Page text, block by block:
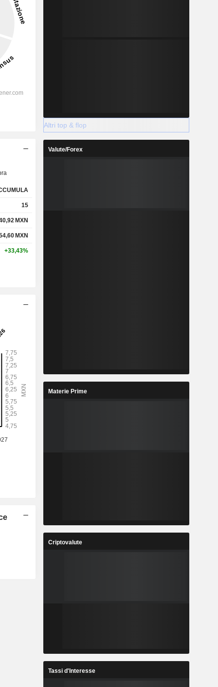
15
MXN
MXN
+33,43%
Altri top & flop
Valute/Forex
Materie Prime
Criptovalute
Tassi d'Interesse